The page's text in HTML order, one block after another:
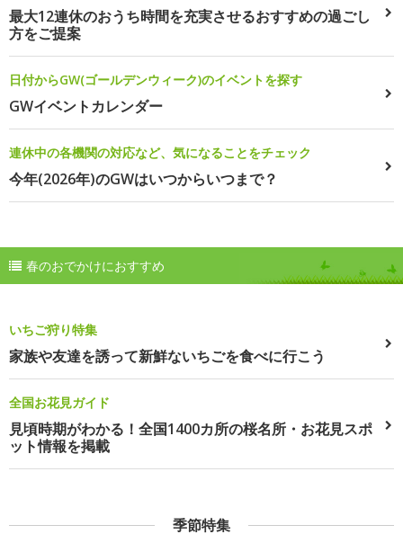
最大12連休のおうち時間を充実させるおすすめの過ごし
方をご提案
日付からGW(ゴールデンウィーク)のイベントを探す
GWイベントカレンダー
連休中の各機関の対応など、気になることをチェック
今年(2026年)のGWはいつからいつまで？
春のおでかけにおすすめ
いちご狩り特集
家族や友達を誘って新鮮ないちごを食べに行こう
全国お花見ガイド
見頃時期がわかる！全国1400カ所の桜名所・お花見スポ
ット情報を掲載
季節特集